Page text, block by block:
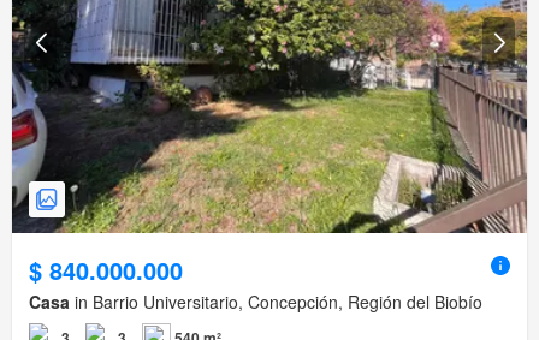
$ 840.000.000
Casa in Barrio Universitario, Concepción, Región del Biobío